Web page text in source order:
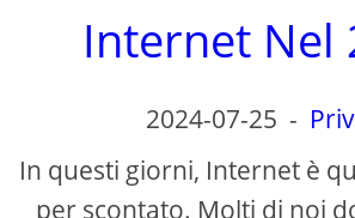
Internet Nel
2024-07-25 -
In questi giorni, Internet è
per scontato. Molti di noi